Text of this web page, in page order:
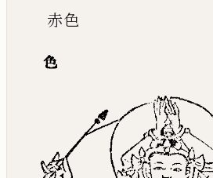
赤色